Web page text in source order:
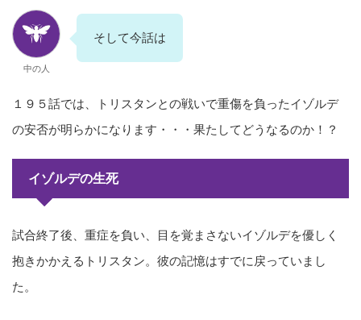
中の人
そして今話は
１９５話では、トリスタンとの戦いで重傷を負ったイゾルデ
の安否が明らかになります・・・果たしてどうなるのか！？
イゾルデの生死
試合終了後、重症を負い、目を覚まさないイゾルデを優しく
抱きかかえるトリスタン。彼の記憶はすでに戻っていまし
た。